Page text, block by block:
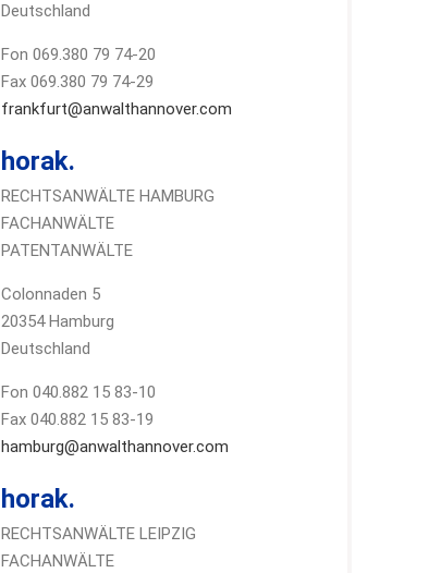
Deutschland
Fon 069.380 79 74-20
Fax 069.380 79 74-29
frankfurt@anwalthannover.com
horak.
RECHTSANWÄLTE HAMBURG
FACHANWÄLTE
PATENTANWÄLTE
Colonnaden 5
20354 Hamburg
Deutschland
Fon 040.882 15 83-10
Fax 040.882 15 83-19
hamburg@anwalthannover.com
horak.
RECHTSANWÄLTE LEIPZIG
FACHANWÄLTE